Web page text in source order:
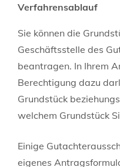
Verfahrensablauf
Sie können die
Geschäftsstelle des
beantragen. In Ihrem
Berechtigung dazu
Grundstück
welchem Grundstück
Einige
eigenes